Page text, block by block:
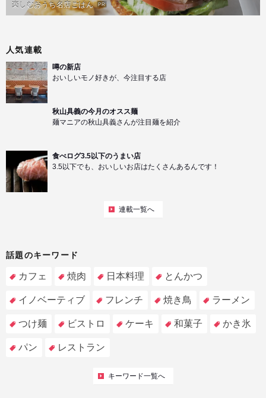
楽しむおうち名店ごはん PR
人気連載
噂の新店
おいしいモノ好きが、今注目する店
秋山具義の今月のオスス麺
麺マニアの秋山具義さんが注目麺を紹介
食べログ3.5以下のうまい店
3.5以下でも、おいしいお店はたくさんあるんです！
連載一覧へ
話題のキーワード
カフェ 焼肉 日本料理 とんかつ
イノベーティブ フレンチ 焼き鳥 ラーメン
つけ麺 ビストロ ケーキ 和菓子 かき氷
パン レストラン
キーワード一覧へ